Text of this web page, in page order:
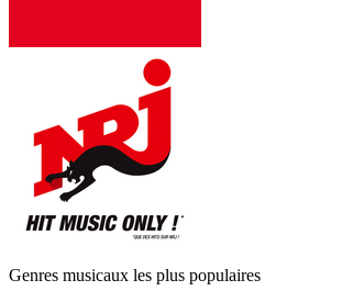
Genres musicaux les plus populaires